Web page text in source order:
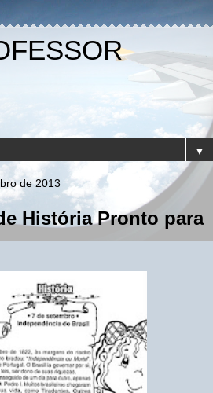
▼
de 2013
História Pronto para